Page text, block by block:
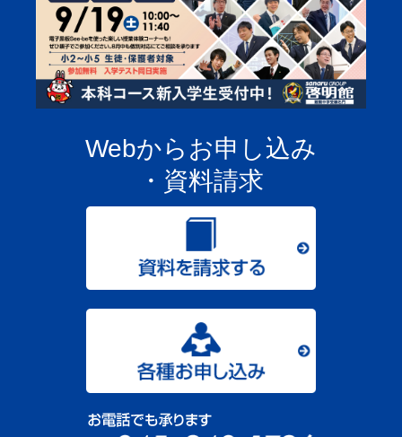
Webからお申し込み
・資料請求